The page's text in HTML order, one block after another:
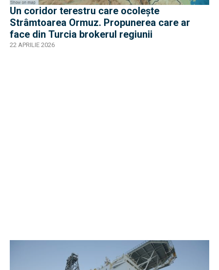
Un coridor terestru care ocolește
Strâmtoarea Ormuz. Propunerea care ar
face din Turcia brokerul regiunii
22 APRILIE 2026